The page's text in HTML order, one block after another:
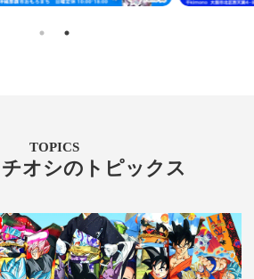
TOPICS
オシのトピックス